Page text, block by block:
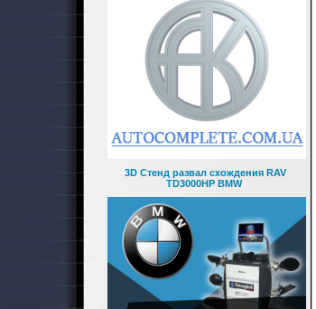
3D Стенд развал схождения RAV
TD3000HP BMW